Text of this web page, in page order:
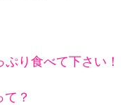
り食べて下さい！
？